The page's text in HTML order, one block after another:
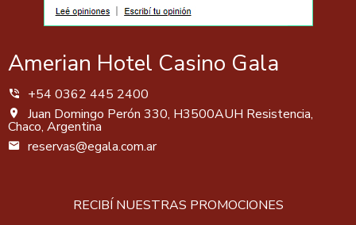
Amerian Hotel Casino Gala
+54 0362 445 2400
Juan Domingo Perón 330, H3500AUH Resistencia,
Chaco, Argentina
reservas@egala.com.ar
RECIBÍ NUESTRAS PROMOCIONES